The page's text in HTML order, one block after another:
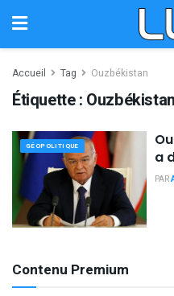
Accueil Tag Ouzbékistan
Étiquette : Ouzbékistan
GÉOPOLITIQUE
a
PAR
Contenu Premium